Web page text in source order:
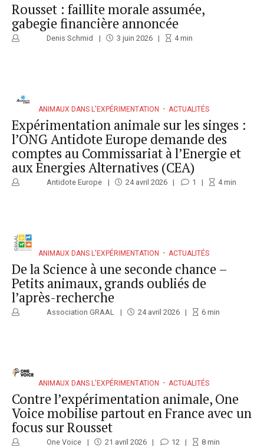
Rousset : faillite morale assumée,
gabegie financière annoncée
Denis Schmid 3 juin 2026 4min
ANIMAUX DANS L'EXPÉRIMENTATION ACTUALITÉS
Expérimentation animale sur les singes :
l’ONG Antidote Europe demande des
comptes au Commissariat à l’Energie et
aux Energies Alternatives (CEA)
Antidote Europe 24 avril 2026 1 4min
ANIMAUX DANS L'EXPÉRIMENTATION ACTUALITÉS
De la Science à une seconde chance –
Petits animaux, grands oubliés de
l’après-recherche
Association GRAAL 24 avril 2026 6min
ANIMAUX DANS L'EXPÉRIMENTATION ACTUALITÉS
Contre l’expérimentation animale, One
Voice mobilise partout en France avec un
focus sur Rousset
One Voice 21 avril 2026 12 8min